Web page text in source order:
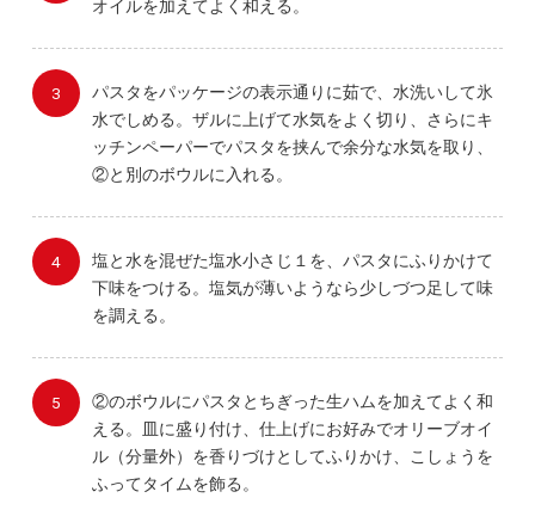
オイルを加えてよく和える。
パスタをパッケージの表示通りに茹で、水洗いして氷
水でしめる。ザルに上げて水気をよく切り、さらにキ
ッチンペーパーでパスタを挟んで余分な水気を取り、
②と別のボウルに入れる。
塩と水を混ぜた塩水小さじ１を、パスタにふりかけて
下味をつける。塩気が薄いようなら少しづつ足して味
を調える。
②のボウルにパスタとちぎった生ハムを加えてよく和
える。皿に盛り付け、仕上げにお好みでオリーブオイ
ル（分量外）を香りづけとしてふりかけ、こしょうを
ふってタイムを飾る。